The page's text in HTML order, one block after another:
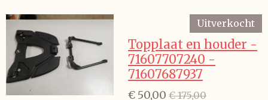
Uitverkocht
Topplaat en houder -
71607707240 -
71607687937
€ 50,00 € 175,00